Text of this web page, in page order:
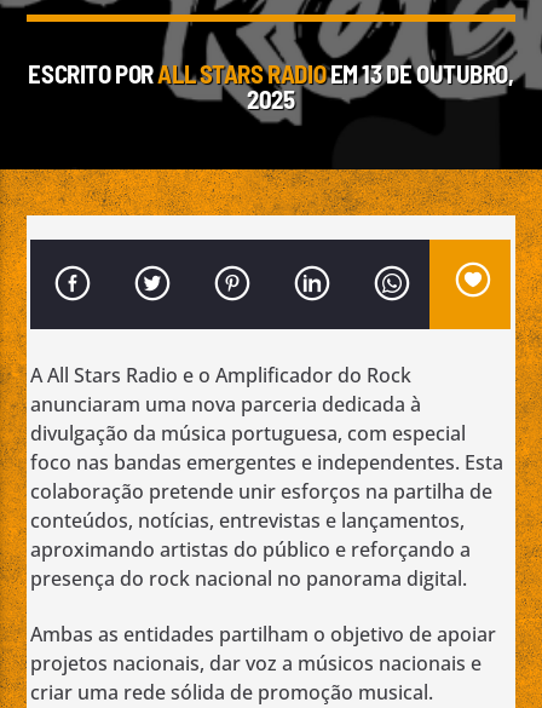
ALL ARISE!
THE DECEMBERISTS
Emissão da All Stars Radio
ESCRITO PORALL STARS RADIOEM 13 DE OUTUBRO,
2025
A All Stars Radio e o Amplificador do Rock
anunciaram uma nova parceria dedicada à
divulgação da música portuguesa, com especial
foco nas bandas emergentes e independentes. Esta
colaboração pretende unir esforços na partilha de
conteúdos, notícias, entrevistas e lançamentos,
aproximando artistas do público e reforçando a
presença do rock nacional no panorama digital.
Ambas as entidades partilham o objetivo de apoiar
projetos nacionais, dar voz a músicos nacionais e
criar uma rede sólida de promoção musical.